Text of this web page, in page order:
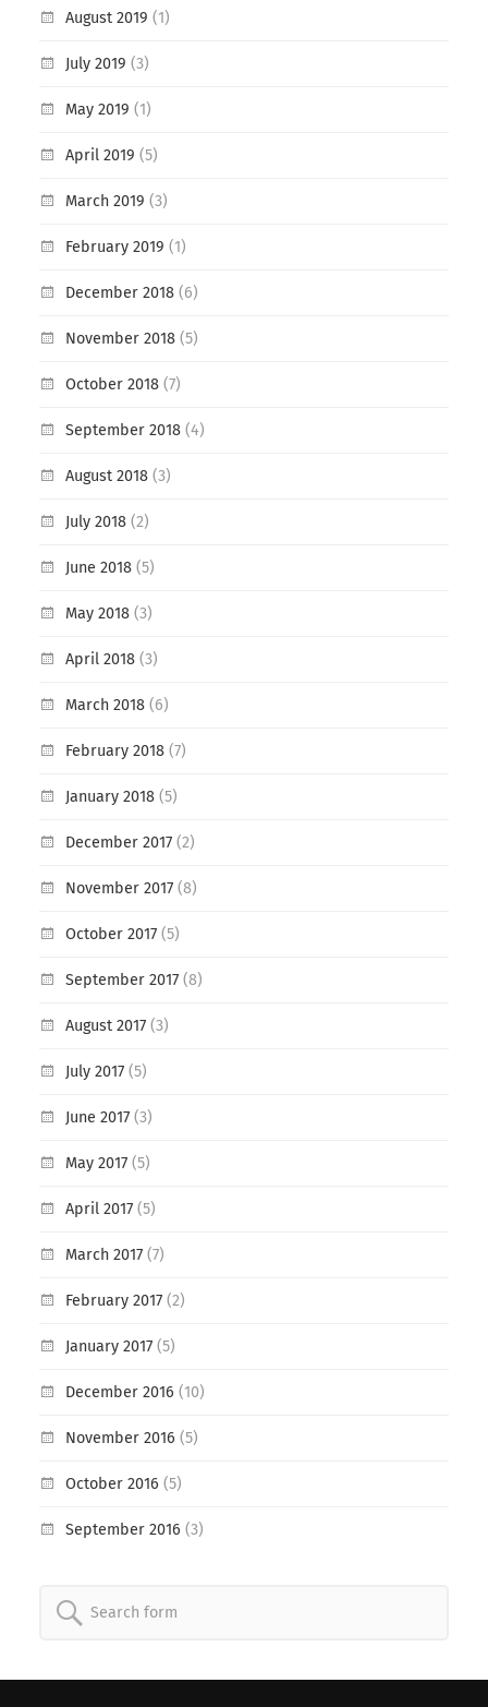
August 2019 (1)
July 2019 (3)
May 2019 (1)
April 2019 (5)
March 2019 (3)
February 2019 (1)
December 2018(6)
November 2018(5)
October 2018(7)
September 2018(4)
August 2018(3)
July 2018(2)
June 2018(5)
May 2018(3)
April 2018(3)
March 2018(6)
February 2018(7)
January 2018(5)
December 2017(2)
November 2017(8)
October 2017(5)
September 2017(8)
August 2017(3)
July 2017(5)
June 2017(3)
May 2017(5)
April 2017(5)
March 2017(7)
February 2017(2)
January 2017(5)
December 2016 (10)
November 2016 (5)
October 2016 (5)
September 2016 (3)
Search